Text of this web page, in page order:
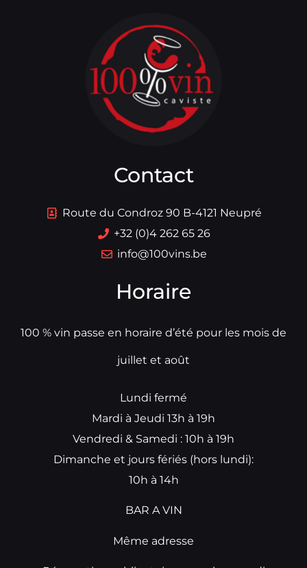
Contact
Route du Condroz 90 B-4121 Neupré
+32 (0)4 262 65 26
info@100vins.be
Horaire
100 % vin passe en horaire d’été pour les mois de
juillet et août
Lundi fermé
Mardi à Jeudi 13h à 19h
Vendredi & Samedi : 10h à 19h
Dimanche et jours fériés (hors lundi):
10h à 14h
BAR A VIN
Même adresse